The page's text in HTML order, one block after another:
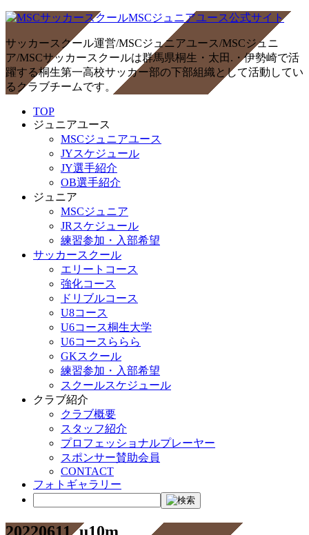
サッカースクール運営/MSCジュニアユース/MSCジュニ
ア/MSCサッカースクールは群馬県桐生・太田.・伊勢崎で活
躍する桐生第一高校サッカー部の下部組織として活動してい
るクラブチームです。
TOP
ジュニアユース
MSCジュニアユース
JYスケジュール
JY選手紹介
OB選手紹介
ジュニア
MSCジュニア
JRスケジュール
練習参加・入部希望
サッカースクール
エリートコース
強化コース
ドリブルコース
U8コース
U6コース桐生大学
U6コースららら
GKスクール
練習参加・入部希望
スクールスケジュール
クラブ紹介
クラブ概要
スタッフ紹介
プロフェッショナルプレーヤー
スポンサー賛助会員
CONTACT
フォトギャラリー